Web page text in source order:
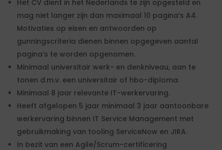
Het CV dient in het Nederlands te zijn opgesteld en
mag niet langer zijn dan maximaal 10 pagina’s A4.
Motivaties op eisen en antwoorden op
gunningscriteria dienen binnen opgegeven aantal
pagina’s te worden opgenomen.
Minimaal universitair werk- en denkniveau, aan te
tonen d.m.v. een universitair of hbo-diploma.
Minimaal 8 jaar relevante IT-werkervaring.
Heeft afgelopen 5 jaar minimaal 3 jaar aantoonbare
werkervaring binnen IT Service Management met
gebruikmaking van tooling ServiceNow en JIRA.
In bezit van een Agile/Scrum-certificering